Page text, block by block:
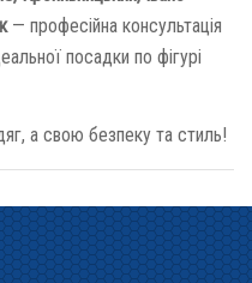
— професійна консультація
посадки по фігурі
а свою безпеку та стиль!